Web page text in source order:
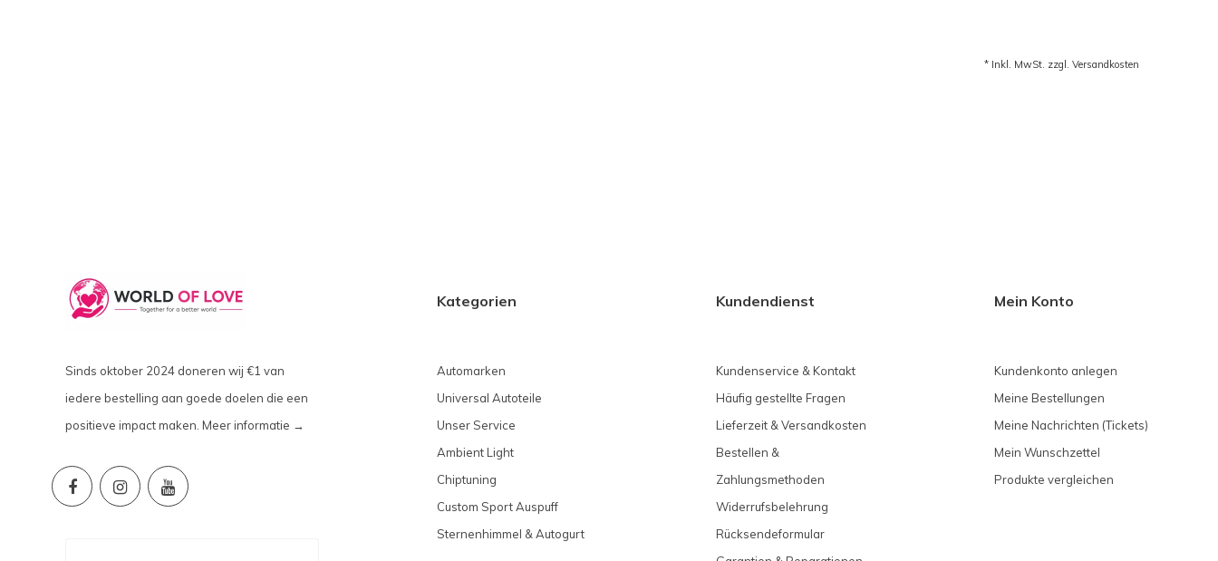
* Inkl. MwSt. zzgl. Versandkosten
Sinds oktober 2024 doneren wij €1 van
iedere bestelling aan goede doelen die een
positieve impact maken. Meer informatie →
Kategorien
Automarken
Universal Autoteile
Unser Service
Ambient Light
Chiptuning
Custom Sport Auspuff
Sternenhimmel & Autogurt
Kundendienst
Kundenservice & Kontakt
Häufig gestellte Fragen
Lieferzeit & Versandkosten
Bestellen &
Zahlungsmethoden
Widerrufsbelehrung
Rücksendeformular
Mein Konto
Kundenkonto anlegen
Meine Bestellungen
Meine Nachrichten (Tickets)
Mein Wunschzettel
Produkte vergleichen